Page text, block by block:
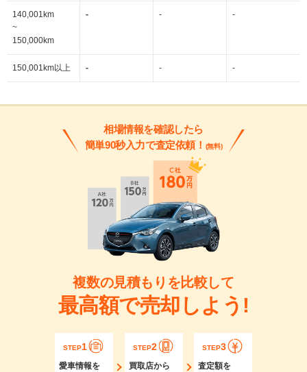
140,001km
~
150,000km
- - -
150,001km以上 - - -
相場情報を確認したら
簡単90秒入力で査定依頼！ (無料)
複数の見積もりを比較して
最高額で売却しよう!
STEP1
愛車情報を
STEP2
買取店から
STEP3
査定額を